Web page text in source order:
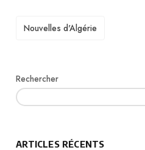
TAGS
Nouvelles d'Algérie
Rechercher
ARTICLES RÉCENTS